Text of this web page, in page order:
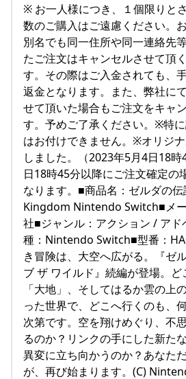
※ お一人様につき、１個限りと
数のご購入はご遠慮ください。
別名でも同一住所や同一連絡先
たご注文はキャンセルさせて頂
す。その際はご入金されても、
返金となります。また、弊社に
せて頂いた場合もご注文をキャ
す。予めご了承ください。※特
はお付けできません。※オリジ
しました。（2023年5月4日18
日18時45分以降にご注文確定の
なります。■商品名：ゼルダの
Kingdom Nintendo Switch■メ
社■ジャンル：アクション / ア
種：Nintendo Switch■型番：
き冒険は、大空へ広がる。『ゼ
ブ ザ ワイルド』続編が登場。
「大地」、そしてはるか雲の上
った世界で、どこへ行くのも、
次第です。空を翔けめぐり、不
るのか？リンクの手にした新た
異変に立ち向かうのか？あなた
が、再び始まります。(C)